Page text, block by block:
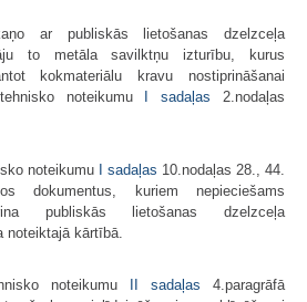
ar publiskās lietošanas dzelzceļa
to metāla savilktņu izturību, kurus
kokmateriālu kravu nostiprināšanai
noteikumuI sadaļas 2.nodaļas
noteikumu I sadaļas 10.nodaļas 28., 44.
dokumentus, kuriem nepieciešams
publiskās lietošanas dzelzceļa
noteiktajā kārtībā.
noteikumu II sadaļas 4.paragrāfā